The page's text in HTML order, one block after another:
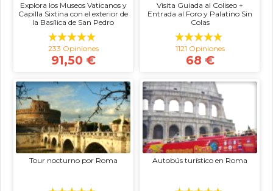
Explora los Museos Vaticanos y
Capilla Sixtina con el exterior de
la Basílica de San Pedro
233 Opiniones
91,50 €
Visita Guiada al Coliseo +
Entrada al Foro y Palatino Sin
Colas
1121 Opiniones
68 €
Tour nocturno por Roma Autobús turístico en Roma